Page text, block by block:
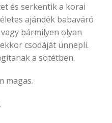
és serkentik a korai
ajándék babaváró
bármilyen olyan
csodáját ünnepli.
a sötétben.
magas.